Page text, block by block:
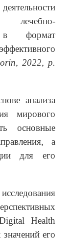
лечебно-
в формат
2022, р.
анализа
мирового
основные
а
для его
Health
его